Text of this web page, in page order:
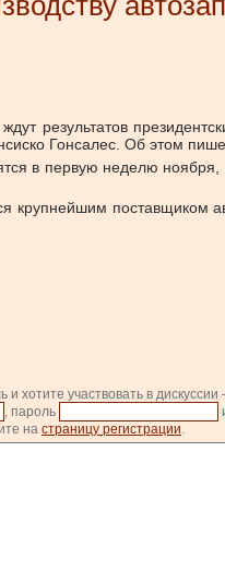
результатов
Гонсалес. Об этом
в первую неделю ноября,
крупнейшим
хотите участвовать в
, пароль
на страницу регистрации.